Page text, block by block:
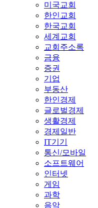
미국교회
한인교회
한국교회
세계교회
교회주소록
금융
증권
기업
부동산
한인경제
글로벌경제
생활경제
경제일반
IT기기
통신/모바일
소프트웨어
인터넷
게임
과학
음악